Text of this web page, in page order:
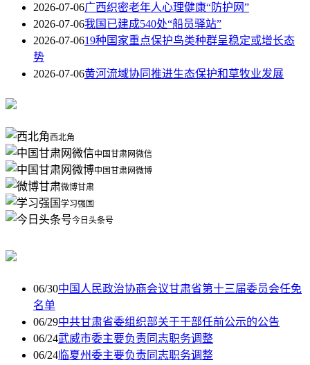
2026-07-06广西织密老年人心理健康“防护网”
2026-07-06我国已建成540处“船员驿站”
2026-07-0619种国家重点保护鸟类种群呈稳定或增长态
势
2026-07-06黄河流域协同推进生态保护和草牧业发展
西北角
中国甘肃网微信
中国甘肃网微博
微博甘肃
学习强国
今日头条号
06/30中国人民政治协商会议甘肃省第十三届委员会任免
名单
06/29中共甘肃省委组织部关于干部任前公示的公告
06/24武威市委主要负责同志职务调整
06/24 临夏州委主要负责同志职务调整